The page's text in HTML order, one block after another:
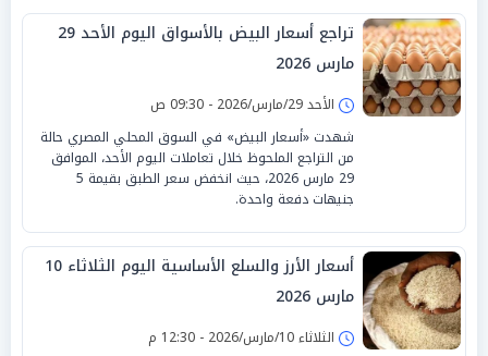
تراجع أسعار البيض بالأسواق اليوم الأحد 29
مارس 2026
الأحد 29/مارس/2026 - 09:30 ص
شهدت «أسعار البيض» في السوق المحلي المصري حالة
من التراجع الملحوظ خلال تعاملات اليوم الأحد، الموافق
29 مارس 2026، حيث انخفض سعر الطبق بقيمة 5
جنيهات دفعة واحدة.
أسعار الأرز والسلع الأساسية اليوم الثلاثاء 10
مارس 2026
الثلاثاء 10/مارس/2026 - 12:30 م